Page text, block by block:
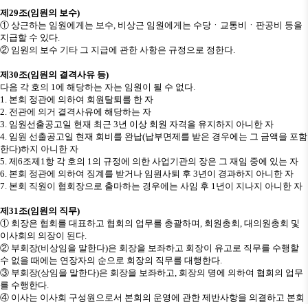
제 29조(임원의 보수)
① 상근하는 임원에게는 보수, 비상근 임원에게는 수당 ㆍ 교통비 ㆍ 판공비 등을
지급할 수 있다.
② 임원의 보수 기타 그 지급에 관한 사항은 규정으로 정한다.
제 30조(임원의 결격사유 등)
다음 각 호의 1에 해당하는 자는 임원이 될 수 없다.
1. 본회 정관에 의하여 회원탈퇴를 한 자
2. 전관에 의거 결격사유에 해당하는 자
3. 임원선출공고일 현재 최근 3년 이상 회원 자격을 유지하지 아니한 자
4. 임원 선출공고일 현재 회비를 완납(납부면제를 받은 경우에는 그 금액을 포함
한다)하지 아니한 자
5. 제6조제 1항 각 호의 1의 규정에 의한 사업기관의 장은 그 재임 중에 있는 자
6. 본회 정관에 의하여 징계를 받거나 임원사퇴 후 3년이 경과하지 아니한 자
7. 본회 직원이 협회장으로 출마하는 경우에는 사임 후 1년이 지나지 아니한 자
제 31조(임원의 직무)
① 회장은 협회를 대표하고 협회의 업무를 총괄하며, 회원총회, 대의원총회 및
이사회의 의장이 된다.
② 부회장(비상임을 말한다)은 회장을 보좌하고 회장이 유고로 직무를 수행할
수 없을 때에는 연장자의 순으로 회장의 직무를 대행한다.
③ 부회장(상임을 말한다)은 회장을 보좌하고, 회장의 명에 의하여 협회의 업무
를 수행한다.
④ 이사는 이사회 구성원으로서 본회의 운영에 관한 제반사항을 의결하고 본회